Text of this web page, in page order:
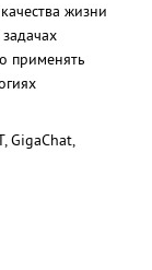
жизни
применять
GigaChat,